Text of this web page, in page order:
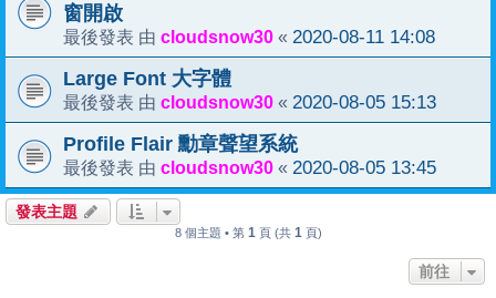
窗開啟
最後發表 由 cloudsnow30 « 2020-08-11 14:08
Large Font 大字體
最後發表 由 cloudsnow30 « 2020-08-05 15:13
Profile Flair 勳章聲望系統
最後發表 由 cloudsnow30 « 2020-08-05 13:45
發表主題
8 個主題 • 第 1 頁 (共 1 頁)
前往